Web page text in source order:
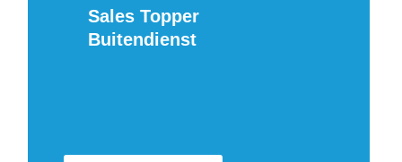
Sales Topper
Buitendienst